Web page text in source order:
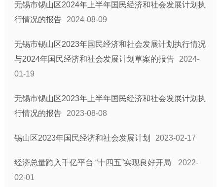
基层政务平台
部门信息公开目录
无锡市锡山区2024年上半年国民经济和社会发展计划执
行情况的报告
2024-08-09
无锡市锡山区2023年国民经济和社会发展计划执行情况
与2024年国民经济和社会发展计划草案的报告
2024-
01-19
无锡市锡山区2023年上半年国民经济和社会发展计划执
行情况的报告
2023-08-08
锡山区2023年国民经济和社会发展计划 2023-02-17
经济总量跨入千亿平台 “十四五”实现良好开局
2022-
02-01